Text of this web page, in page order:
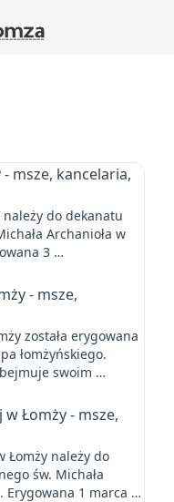
- msze, kancelaria,
należy do dekanatu
Archanioła w
3 …
- msze,
została erygowana
łomżyńskiego.
swoim …
Łomży - msze,
Łomży należy do
św. Michała
Erygowana 1 marca …